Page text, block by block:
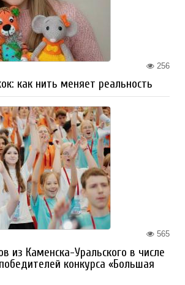
256
как нить меняет реальность
565
из Каменска-Уральского в числе
конкурса «Большая